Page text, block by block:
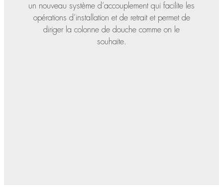
un nouveau système d’accouplement qui facilite les
opérations d’installation et de retrait et permet de
diriger la colonne de douche comme on le
souhaite.